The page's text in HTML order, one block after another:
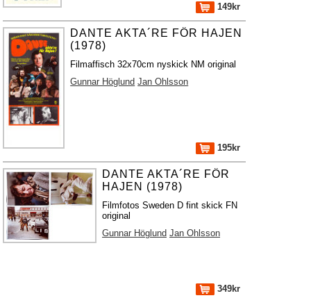
149kr
DANTE AKTA´RE FÖR HAJEN
(1978)
Filmaffisch 32x70cm nyskick NM original
Gunnar Höglund Jan Ohlsson
195kr
DANTE AKTA´RE FÖR
HAJEN (1978)
Filmfotos Sweden D fint skick FN
original
Gunnar Höglund Jan Ohlsson
349kr